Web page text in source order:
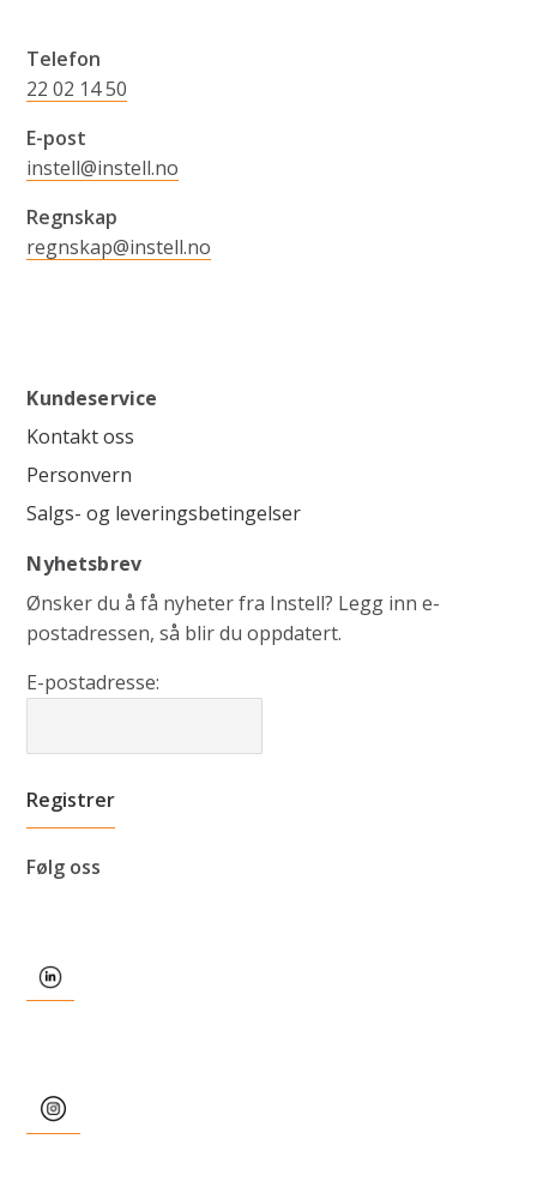
Telefon
22 02 14 50
E-post
instell@instell.no
Regnskap
regnskap@instell.no
Kundeservice
Kontakt oss
Personvern
Salgs- og leveringsbetingelser
Nyhetsbrev
Ønsker du å få nyheter fra Instell? Legg inn e-
postadressen, så blir du oppdatert.
E-postadresse:
Følg oss